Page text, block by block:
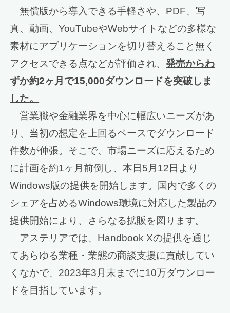
無償版から導入できる手軽さや、PDF、写
真、動画、YouTubeやWebサイトなどの多様な
素材にアプリケーションを切り替えること無く
アクセスできる点などが評価され、発売からわ
ずか約2ヶ月で15,000ダウンロードを突破しま
した。
営業職や金融業界を中心に幅広いニーズがあ
り、当初の想定を上回るペースでダウンロード
件数が伸張。そこで、市場ニーズに応えるため
に計画を約1ヶ月前倒し、本日5月12日より
Windows版の提供を開始します。国内で多くの
シェアを占めるWindows環境に対応した製品の
提供開始により、さらなる拡販を図ります。
アステリアでは、Handbook Xの提供を通じ
てあらゆる業種・業態の商談支援に貢献してい
くなかで、2023年3月末までに10万ダウンロー
ドを目指しています。